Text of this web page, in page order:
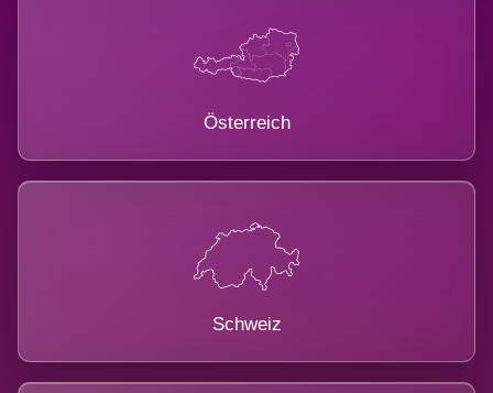
Österreich
Schweiz